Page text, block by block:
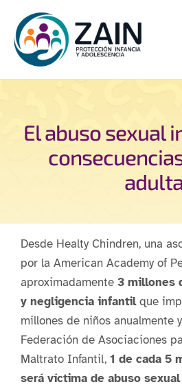
contenido
INICIO
QUIENES
SERVICIOS
CONTACTO
El abuso sexual
Desde Healty Chindren, una
por la American Academy of
aproximadamente 3 millones
y negligencia infantilque
millones de niños anualmente
Federación de Asociaciones
Maltrato Infantil, 1 de cada 5
será víctima de abuso